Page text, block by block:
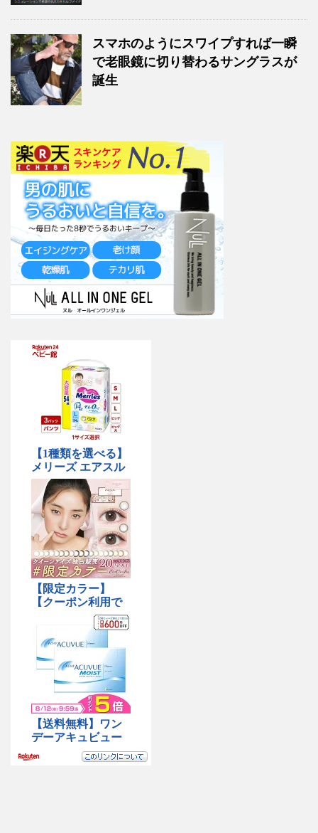
スマホのようにスワイプすれば一瞬
で老眼鏡に切り替わるサングラスが
誕生